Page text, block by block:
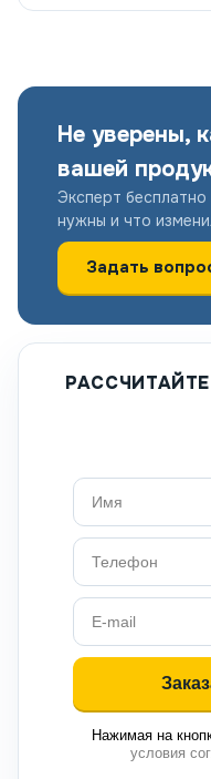
Не уверены,
вашей
Эксперт
нужны и что
Задать
Нажимая на
условия